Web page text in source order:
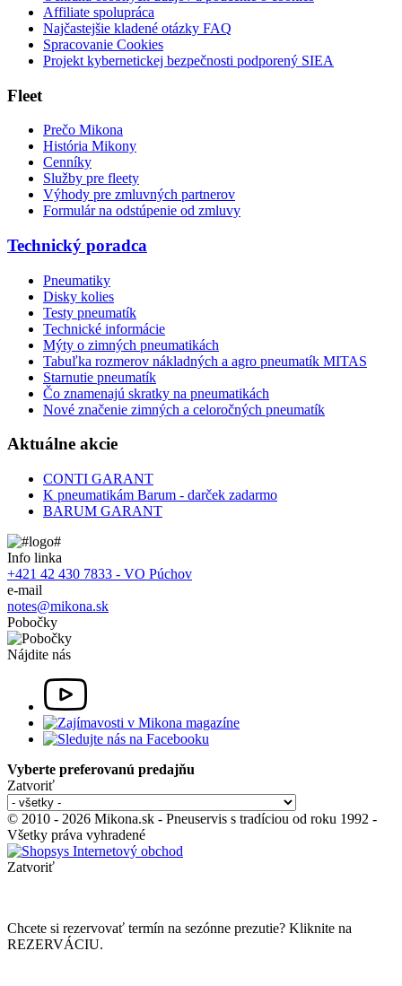
Affiliate spolupráca
Najčastejšie kladené otázky FAQ
Spracovanie Cookies
Projekt kybernetickej bezpečnosti podporený SIEA
Fleet
Prečo Mikona
História Mikony
Cenníky
Služby pre fleety
Výhody pre zmluvných partnerov
Formulár na odstúpenie od zmluvy
Technický poradca
Pneumatiky
Disky kolies
Testy pneumatík
Technické informácie
Mýty o zimných pneumatikách
Tabuľka rozmerov nákladných a agro pneumatík MITAS
Starnutie pneumatík
Čo znamenajú skratky na pneumatikách
Nové značenie zimných a celoročných pneumatík
Aktuálne akcie
CONTI GARANT
K pneumatikám Barum - darček zadarmo
BARUM GARANT
Info linka
+421 42 430 7833 - VO Púchov
e-mail
notes@mikona.sk
Pobočky
Nájdite nás
Vyberte preferovanú predajňu
Zatvoriť
© 2010 - 2026 Mikona.sk - Pneuservis s tradíciou od roku 1992 -
Všetky práva vyhradené
Zatvoriť
Chcete si rezervovať termín na sezónne prezutie? Kliknite na
REZERVÁCIU.